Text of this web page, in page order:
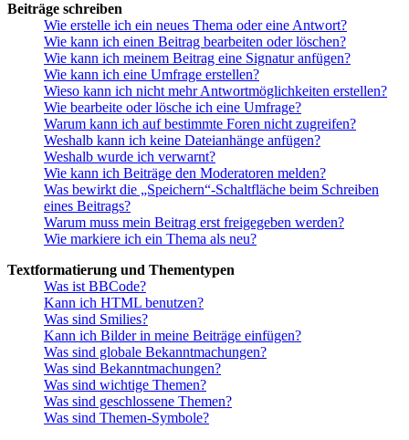
Beiträge schreiben
Wie erstelle ich ein neues Thema oder eine Antwort?
Wie kann ich einen Beitrag bearbeiten oder löschen?
Wie kann ich meinem Beitrag eine Signatur anfügen?
Wie kann ich eine Umfrage erstellen?
Wieso kann ich nicht mehr Antwortmöglichkeiten erstellen?
Wie bearbeite oder lösche ich eine Umfrage?
Warum kann ich auf bestimmte Foren nicht zugreifen?
Weshalb kann ich keine Dateianhänge anfügen?
Weshalb wurde ich verwarnt?
Wie kann ich Beiträge den Moderatoren melden?
Was bewirkt die „Speichern“-Schaltfläche beim Schreiben
eines Beitrags?
Warum muss mein Beitrag erst freigegeben werden?
Wie markiere ich ein Thema als neu?
Textformatierung und Thementypen
Was ist BBCode?
Kann ich HTML benutzen?
Was sind Smilies?
Kann ich Bilder in meine Beiträge einfügen?
Was sind globale Bekanntmachungen?
Was sind Bekanntmachungen?
Was sind wichtige Themen?
Was sind geschlossene Themen?
Was sind Themen-Symbole?